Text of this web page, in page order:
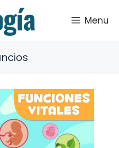
Menu